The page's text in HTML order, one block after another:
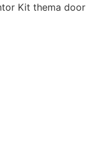
Kit thema door